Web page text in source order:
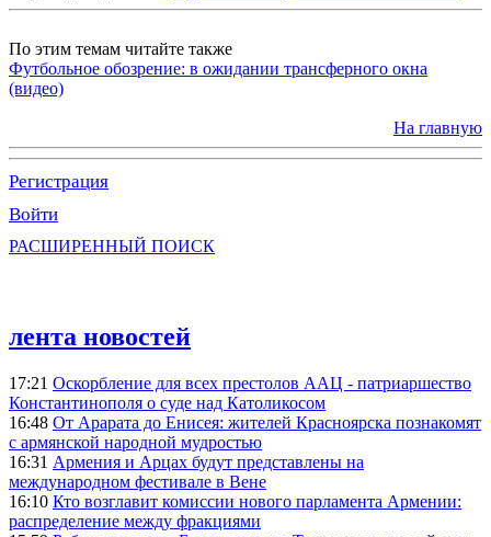
По этим темам читайте также
Футбольное обозрение: в ожидании трансферного окна
(видео)
На главную
Регистрация
Войти
РАСШИРЕННЫЙ ПОИСК
лента новостей
17:21 Оскорбление для всех престолов ААЦ - патриаршество
Константинополя о суде над Католикосом
16:48 От Арарата до Енисея: жителей Красноярска познакомят
с армянской народной мудростью
16:31 Армения и Арцах будут представлены на
международном фестивале в Вене
16:10 Кто возглавит комиссии нового парламента Армении:
распределение между фракциями